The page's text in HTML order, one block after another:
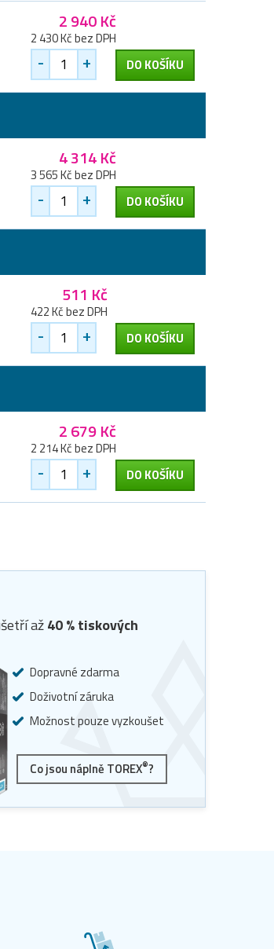
2 940 Kč
2 430 Kč bez DPH
- + DO KOŠÍKU
4 314 Kč
3 565 Kč bez DPH
- + DO KOŠÍKU
511 Kč
422 Kč bez DPH
- + DO KOŠÍKU
2 679 Kč
2 214 Kč bez DPH
- + DO KOŠÍKU
až40% tiskových
Dopravné zdarma
Doživotní záruka
Možnost pouze vyzkoušet
Co jsou náplně TOREX®?